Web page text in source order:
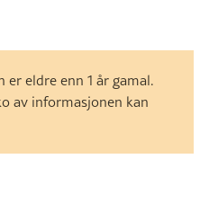
er eldre enn 1 år gamal.
av informasjonen kan